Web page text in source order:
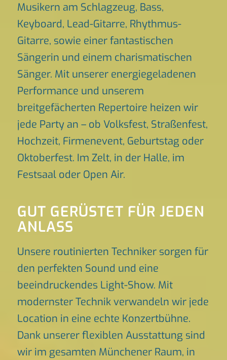
Musikern am Schlagzeug, Bass,
Keyboard, Lead-Gitarre, Rhythmus-
Gitarre, sowie einer fantastischen
Sängerin und einem charismatischen
Sänger. Mit unserer energiegeladenen
Performance und unserem
breitgefächerten Repertoire heizen wir
jede Party an – ob Volksfest, Straßenfest,
Hochzeit, Firmenevent, Geburtstag oder
Oktoberfest. Im Zelt, in der Halle, im
Festsaal oder Open Air.
GUT GERÜSTET FÜR JEDEN
ANLASS
Unsere routinierten Techniker sorgen für
den perfekten Sound und eine
beeindruckendes Light-Show. Mit
modernster Technik verwandeln wir jede
Location in eine echte Konzertbühne.
Dank unserer flexiblen Ausstattung sind
wir im gesamten Münchener Raum, in